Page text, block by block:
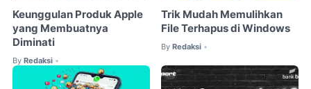
Keunggulan Produk Apple
yang Membuatnya
Diminati
By Redaksi •
Trik Mudah Memulihkan
File Terhapus di Windows
By Redaksi •